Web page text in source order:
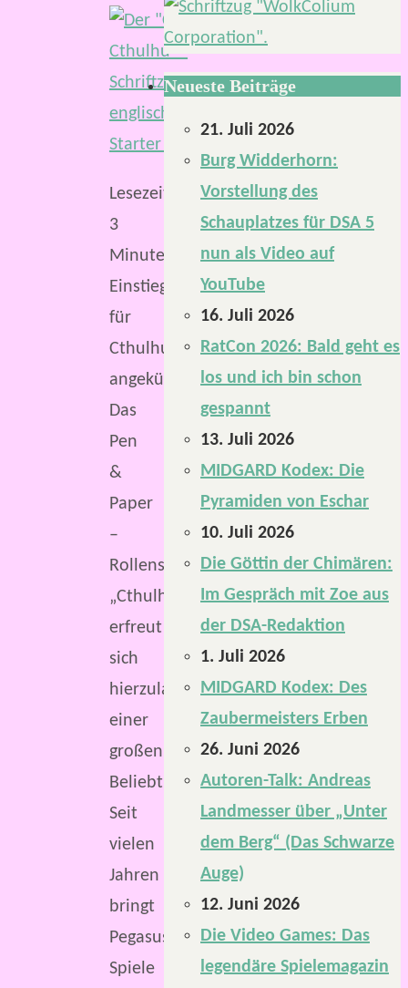
Lesezeit:
3
Minuten
Einstiegsbox
für
Cthulhu
angekündigt.
Das
Pen
&
Paper
–
Rollenspiel
„Cthulhu“
erfreut
sich
hierzulande
einer
großen
Beliebtheit.
Seit
vielen
Jahren
bringt
Pegasus
Spiele
Neueste Beiträge
21. Juli 2026
Burg Widderhorn:
Vorstellung des
Schauplatzes für DSA 5
nun als Video auf
YouTube
16. Juli 2026
RatCon 2026: Bald geht es
los und ich bin schon
gespannt
13. Juli 2026
MIDGARD Kodex: Die
Pyramiden von Eschar
10. Juli 2026
Die Göttin der Chimären:
Im Gespräch mit Zoe aus
der DSA-Redaktion
1. Juli 2026
MIDGARD Kodex: Des
Zaubermeisters Erben
26. Juni 2026
Autoren-Talk: Andreas
Landmesser über „Unter
dem Berg“ (Das Schwarze
Auge)
12. Juni 2026
Die Video Games: Das
legendäre Spielemagazin